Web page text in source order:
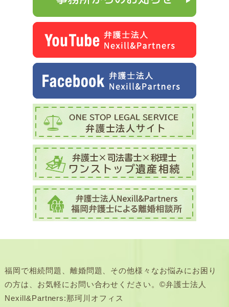
福岡で相続問題、離婚問題、その他様々なお悩みにお困り
の方は、お気軽にお問い合わせください。©弁護士法人
Nexill&Partners:那珂川オフィス